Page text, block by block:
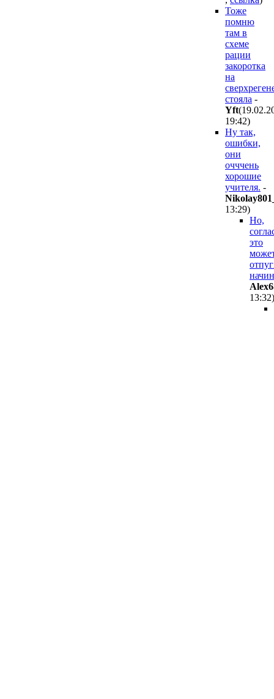
Тоже
помню
там в
схеме
рации
закоротка
на
стояла -
Yft
19:42)
Ну так,
ошибки,
они
очччень
хорошие
учителя. -
13:29)
Но,
это
13:32)